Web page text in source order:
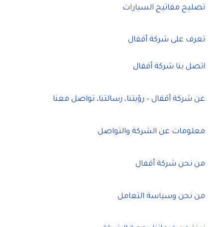
تصليح مفاتيح السيارات
تعرف على شركة أقفال
اتصل بنا شركة أقفال
عن شركة أقفال – رؤيتنا، رسالتنا، تواصل معنا
معلومات عن الشركة والتواصل
من نحن شركة أقفال
من نحن وسياسة التعامل